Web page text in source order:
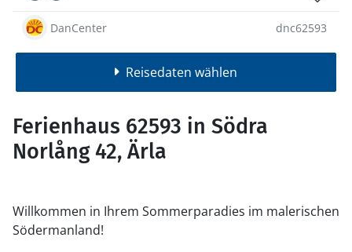
DanCenter dnc62593
Reisedaten wählen
Ferienhaus 62593 in Södra
Norlång 42, Ärla
Willkommen in Ihrem Sommerparadies im malerischen
Södermanland!